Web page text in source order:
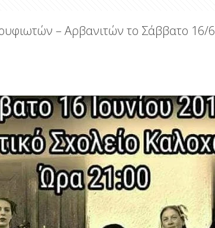
– Αρβανιτών το Σάββατο 16/6